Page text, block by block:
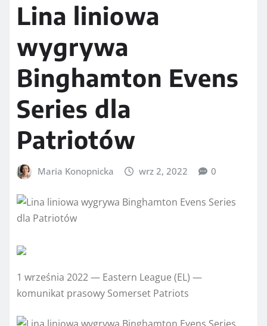
Lina liniowa
wygrywa
Binghamton Evens
Series dla
Patriotów
Maria Konopnicka wrz 2, 2022 0
1 września 2022 — Eastern League (EL) —
komunikat prasowy Somerset Patriots